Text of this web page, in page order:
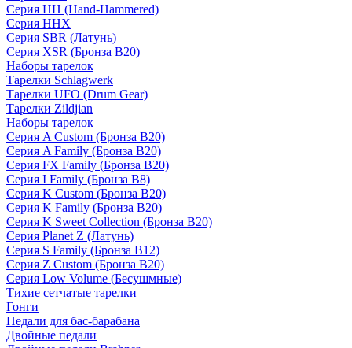
Серия HH (Hand-Hammered)
Серия HHX
Серия SBR (Латунь)
Серия XSR (Бронза B20)
Наборы тарелок
Тарелки Schlagwerk
Тарелки UFO (Drum Gear)
Тарелки Zildjian
Наборы тарелок
Серия A Custom (Бронза B20)
Серия A Family (Бронза B20)
Серия FX Family (Бронза B20)
Серия I Family (Бронза B8)
Серия K Custom (Бронза B20)
Серия K Family (Бронза B20)
Серия K Sweet Collection (Бронза B20)
Серия Planet Z (Латунь)
Серия S Family (Бронза B12)
Серия Z Custom (Бронза B20)
Серия Low Volume (Бесушмные)
Тихие сетчатые тарелки
Гонги
Педали для бас-барабана
Двойные педали